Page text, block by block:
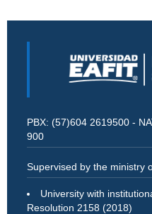
PBX: (57)604 2619500 -
900
Supervised by the ministry
University with
Resolution 2158 (2018)